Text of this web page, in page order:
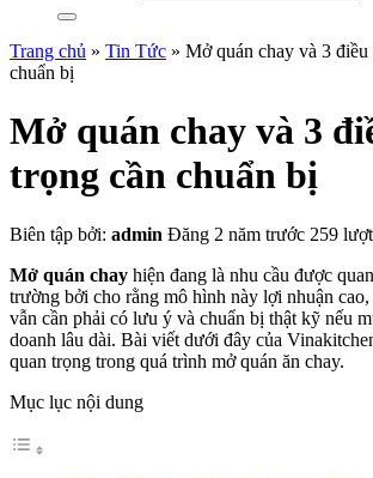
Trang chủ » Tin Tức » Mở quán chay và 3 điều
chuẩn bị
Mở quán chay và 3
trọng cần chuẩn bị
Biên tập bởi: admin Đăng 2 năm trước 259
Mở quán chay hiện đang là nhu cầu được
trường bởi cho rằng mô hình này lợi nhuận
vẫn cần phải có lưu ý và chuẩn bị thật kỹ nếu
doanh lâu dài. Bài viết dưới đây của
quan trọng trong quá trình mở quán ăn chay.
Mục lục nội dung